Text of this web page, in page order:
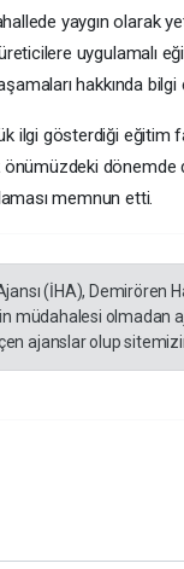
yaygın olarak
uygulamalı
aşamaları hakkında
ilgi gösterdiği
memnun etti.
(İHA), Demirören
müdahalesi olmadan
ajanslar olup